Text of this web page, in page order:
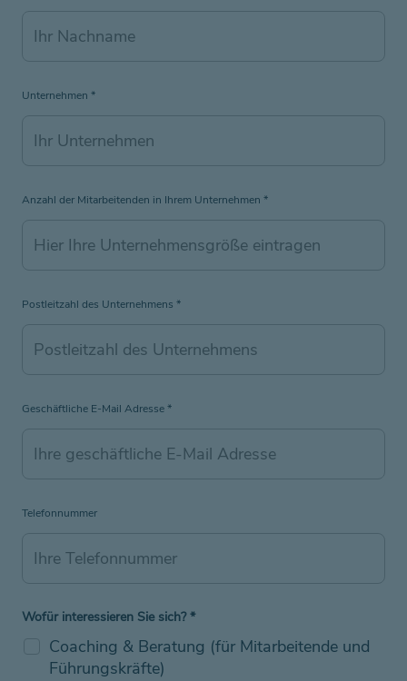
Unternehmen *
Anzahl der Mitarbeitenden in Ihrem Unternehmen *
Postleitzahl des Unternehmens *
Geschäftliche E-Mail Adresse*
Telefonnummer
Wofür interessieren Sie sich?*
Coaching & Beratung (für Mitarbeitende und
Führungskräfte)